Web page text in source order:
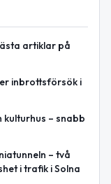
artiklar på
inbrottsförsök i
kulturhus – snabb
– två
i trafik i Solna